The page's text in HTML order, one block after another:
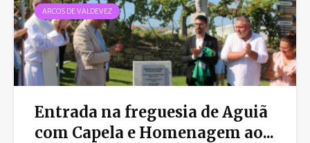
ARCOS DE VALDEVEZ
Entrada na freguesia de Aguiã
com Capela e Homenagem ao...